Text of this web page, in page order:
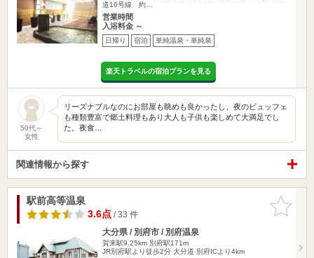
道10号線 約…
営業時間
入浴料金 ～
日帰り 宿泊 単純温泉・単純泉
楽天トラベルの宿泊プランを見る
50代～
女性
リーズナブルなのにお部屋も眺めも良かったし、夜のビュッフェ
も種類豊富で郷土料理もあり大人も子供も楽しめて大満足でし
た。夜食…
関連情報から探す
お気に入
りに追加
駅前高等温泉
3.6点/ 33 件
大分県 / 別府市 / 別府温泉
賀来駅9.25km 別府駅171m
JR別府駅より徒歩2分 大分道 別府ICより4km